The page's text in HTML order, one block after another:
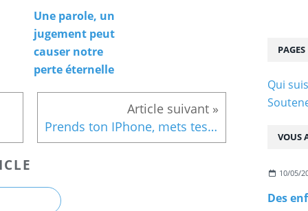
Une parole, un
jugement peut
causer notre
perte éternelle
Prends ton IPhone, mets tes Nike, manges, prie et tais toi mon frère stp.
VOUS
10/05/
PAGES
Qui